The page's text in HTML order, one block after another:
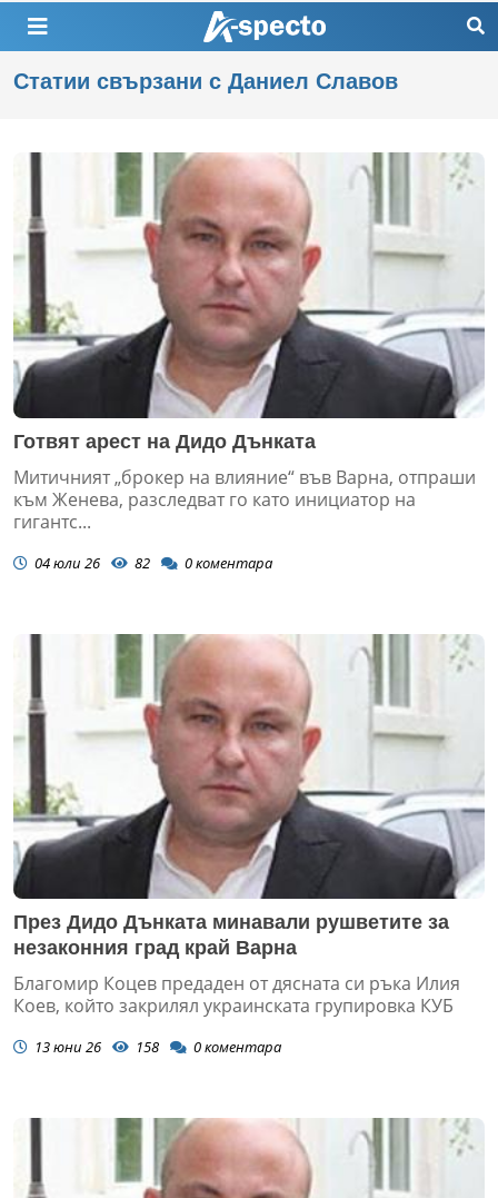
Статии свързани с Даниел Славов
Готвят арест на Дидо Дънката
Митичният „брокер на влияние“ във Варна, отпраши
към Женева, разследват го като инициатор на
гигантс...
04 юли 26 82 0коментара
През Дидо Дънката минавали рушветите за
незаконния град край Варна
Благомир Коцев предаден от дясната си ръка Илия
Коев, който закрилял украинската групировка КУБ
13 юни 26 158 0коментара